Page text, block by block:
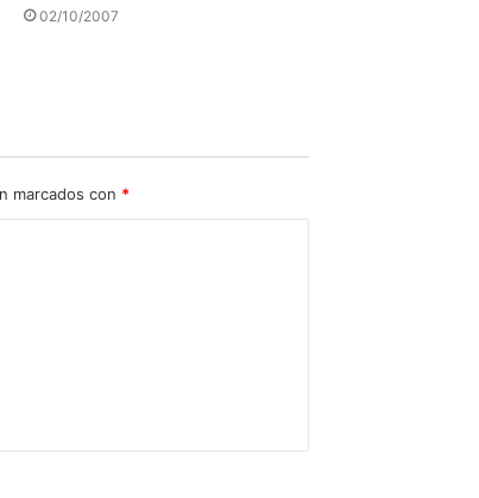
02/10/2007
marcados con *